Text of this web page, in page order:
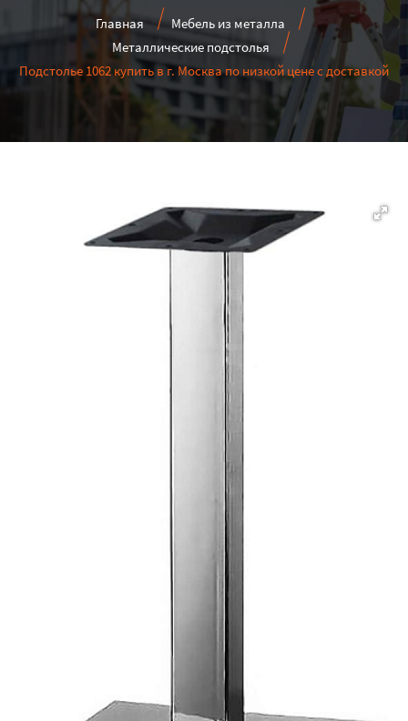
Главная
Мебель из металла
Металлические подстолья
Подстолье 1062 купить в г. Москва по низкой цене с доставкой